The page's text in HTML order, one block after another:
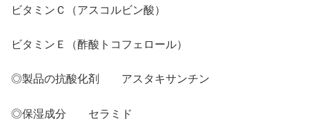
ビタミンＣ（アスコルビン酸）
ビタミンＥ（酢酸トコフェロール）
◎製品の抗酸化剤 アスタキサンチン
◎保湿成分 セラミド